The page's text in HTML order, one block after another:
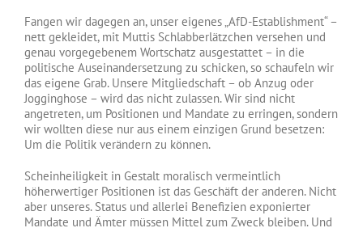
Fangen wir dagegen an, unser eigenes „AfD-Establishment“ –
nett gekleidet, mit Muttis Schlabberlätzchen versehen und
genau vorgegebenem Wortschatz ausgestattet – in die
politische Auseinandersetzung zu schicken, so schaufeln wir
das eigene Grab. Unsere Mitgliedschaft – ob Anzug oder
Jogginghose – wird das nicht zulassen. Wir sind nicht
angetreten, um Positionen und Mandate zu erringen, sondern
wir wollten diese nur aus einem einzigen Grund besetzen:
Um die Politik verändern zu können.
Scheinheiligkeit in Gestalt moralisch vermeintlich
höherwertiger Positionen ist das Geschäft der anderen. Nicht
aber unseres. Status und allerlei Benefizien exponierter
Mandate und Ämter müssen Mittel zum Zweck bleiben. Und